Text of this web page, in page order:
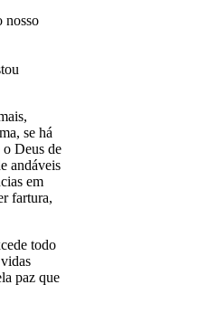
nosso
se há
o Deus de
andáveis
em
fartura,
todo
paz que